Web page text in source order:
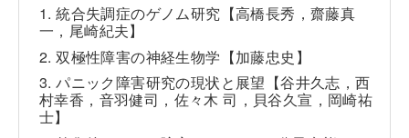
1. 統合失調症のゲノム研究【高橋長秀，齋藤真
一，尾崎紀夫】
2. 双極性障害の神経生物学【加藤忠史】
3. パニック障害研究の現状と展望【谷井久志，西
村幸香，音羽健司，佐々木 司，貝谷久宣，岡崎祐
士】